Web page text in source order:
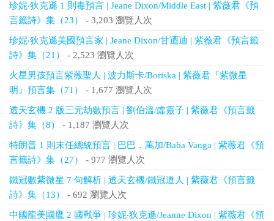
珍妮‧狄克遜 1 則毒預言 | Jeane Dixon/Middle East | 紫薇君《預
言籤詩》集（23）
- 3,203 瀏覽人次
珍妮‧狄克遜美國預言家 | Jeane Dixon/甘迺迪 | 紫薇君《預言籤
詩》集（21）
- 2,523 瀏覽人次
火星男孩預言紫薇聖人 | 波力斯卡/Boriska | 紫薇君『紫微星
明』預言集（71）
- 1,677 瀏覽人次
透天玄機 2 版三元劫數預言 | 劉伯溫/虛靈子 | 紫薇君《預言籤
詩》集（8）
- 1,187 瀏覽人次
特朗普 1 則末任總統預言 | 巴巴．萬加/Baba Vanga | 紫薇君《預
言籤詩》集（27）
- 977 瀏覽人次
鐵冠數紫微星 7 句解析 | 透天玄機/鐵冠道人 | 紫薇君《預言籤
詩》集（13）
- 692 瀏覽人次
中國龍美國鷹 2 國戰爭 | 珍妮‧狄克遜/Jeanne Dixon | 紫薇君《預